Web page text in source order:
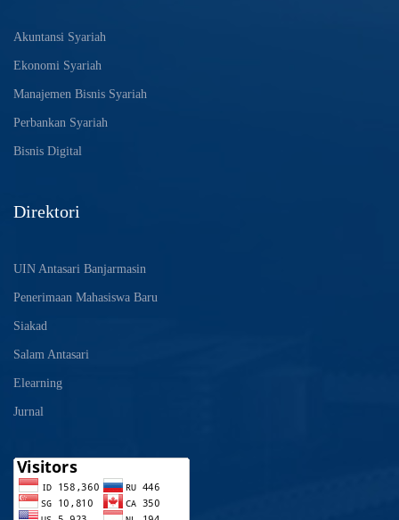
Akuntansi Syariah
Ekonomi Syariah
Manajemen Bisnis Syariah
Perbankan Syariah
Bisnis Digital
Direktori
UIN Antasari Banjarmasin
Penerimaan Mahasiswa Baru
Siakad
Salam Antasari
Elearning
Jurnal